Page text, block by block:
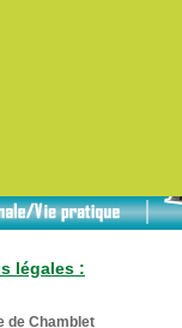
légales :
de Chamblet